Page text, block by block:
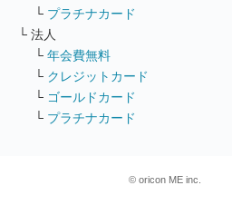
└ プラチナカード
└ 法人
└ 年会費無料
└ クレジットカード
└ ゴールドカード
└ プラチナカード
© oricon ME inc.